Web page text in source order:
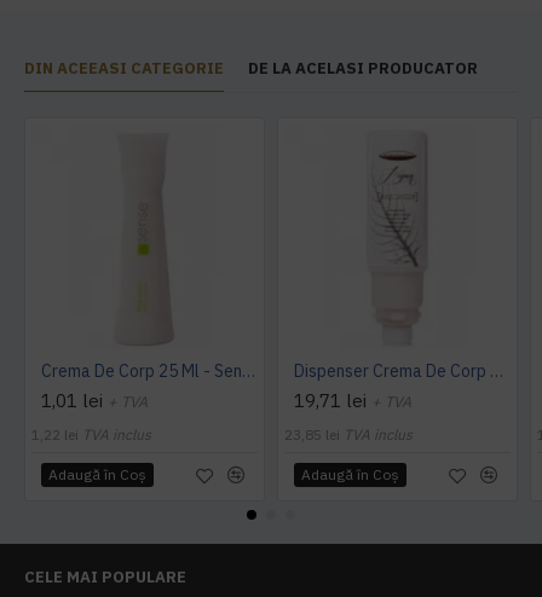
DIN ACEEASI CATEGORIE DE LA ACELASI PRODUCATOR
Crema De Corp 25 Ml - Sense
1,01 lei + TVA
1,22 lei TVA inclus
Adaugă în Coş
Dispenser Crema De Corp 450 Ml - Botanika
19,71 lei + TVA
23,85 lei TVA inclus
Adaugă în Coş
CELE MAI POPULARE